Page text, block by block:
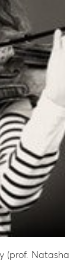
(prof. Natasha